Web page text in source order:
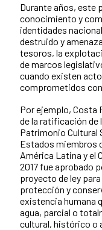
Durante años, este
conocimiento y
identidades
destruido y
tesoros, la
de marcos
cuando existen
comprometidos
Por ejemplo, Costa
de la ratificación de
Patrimonio Cultural
Estados miembros
América Latina y el
2017 fue aprobado
proyecto de ley
protección y
existencia humana
agua, parcial o
cultural, histórico o